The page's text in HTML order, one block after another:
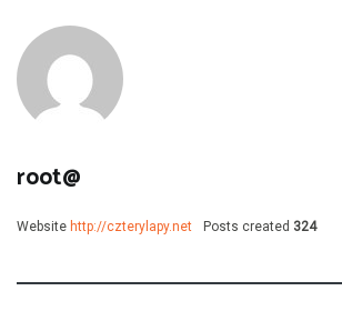
root@
Website http://czterylapy.net Posts created 324